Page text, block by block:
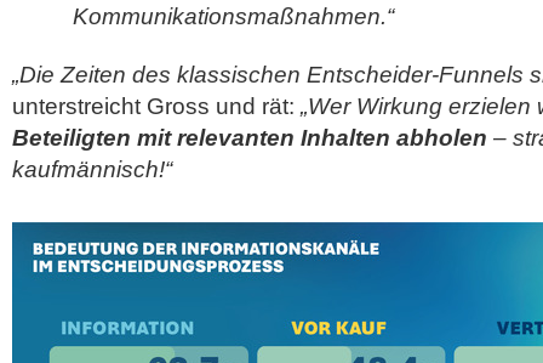
Kommunikationsmaßnahmen.“
„Die Zeiten des klassischen Entscheider-Funnels
unterstreicht Gross und rät: „Wer Wirkung erzielen
Beteiligten mit relevanten Inhalten abholen –
kaufmännisch!“